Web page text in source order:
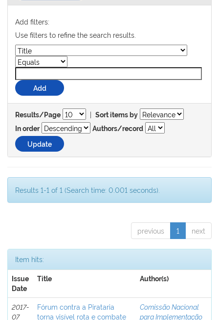
Add filters:
Use filters to refine the search results.
Results/Page | Sort items by
In order
Authors/record
Results 1-1 of 1 (Search time: 0.001 seconds).
previous 1 next
Item hits:
Issue
Date
Title Author(s)
2017-
07
Fórum contra a Pirataria
torna visível rota e combate
Comissão Nacional
para Implementação